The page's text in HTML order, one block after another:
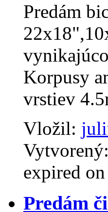
Predám
Korpusy
vrstiev
Vložil:
expired
Predám